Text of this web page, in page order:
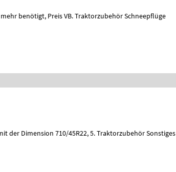
Verkaufe Stocker Schneepflug, wird nicht mehr benötigt, Preis VB. Traktorzubehör Schneepflüge
der Dimension 710/45R22, 5. Traktorzubehör Sonstiges